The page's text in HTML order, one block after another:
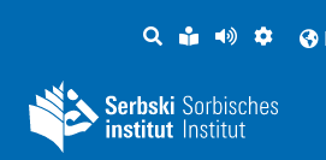
PYTANJE
LOCHKA
RĚČ
STRONU
PŘEDČITAĆ